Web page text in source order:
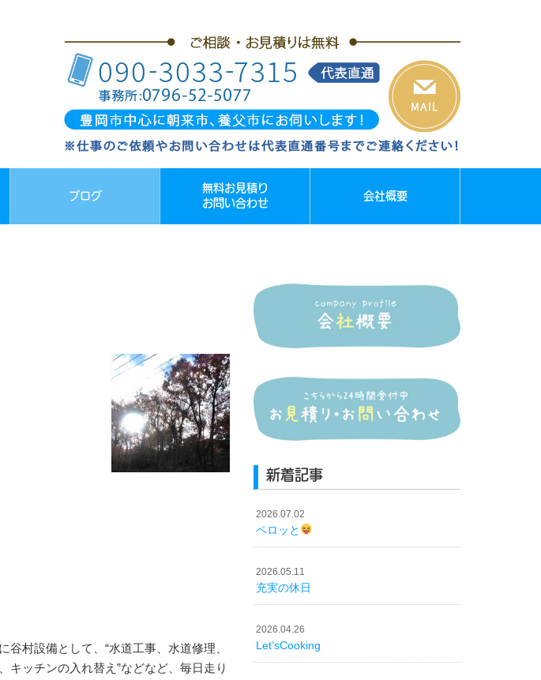
ブログ
無料お見積り
お問い合わせ
会社概要
村設備として、“水道工事、水道修理、
キッチンの入れ替え”などなど、毎日走り
新着記事
2026.07.02
ペロッと
2026.05.11
充実の休日
2026.04.26
Let’sCooking